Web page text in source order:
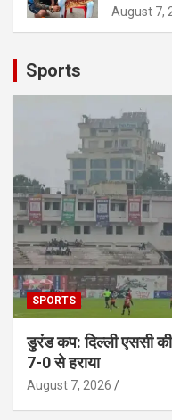
August 7,
Sports
SPORTS
डुरंड कप: दिल्ली एससी
7-0 से हराया
August 7, 2026